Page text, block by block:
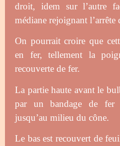
droit, idem sur l’autre
médiane rejoignant l’arrête
On pourrait croire que
en fer, tellement la
recouverte de fer.
La partie haute avant le
par un bandage de
jusqu’au milieu du cône.
Le bas est recouvert de